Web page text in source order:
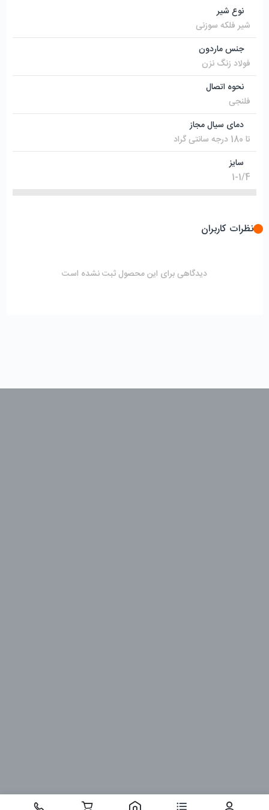
نوع شیر
شیر فلکه سوزنی
جنس ماردون
فولاد زنگ نزن
نحوه اتصال
فلنجی
دمای سیال مجاز
تا 180 درجه سانتی گراد
سایز
1-1/4
نظرات کاربران
دیدگاهی برای این محصول ثبت نشده است